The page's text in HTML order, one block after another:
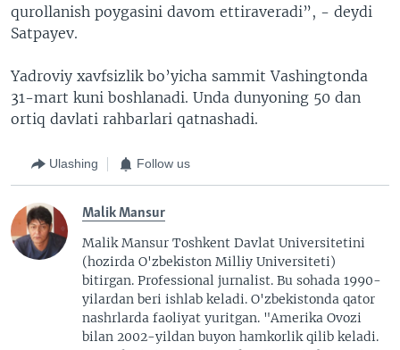
qurollanish poygasini davom ettiraveradi”, - deydi
Satpayev.
Yadroviy xavfsizlik bo’yicha sammit Vashingtonda
31-mart kuni boshlanadi. Unda dunyoning 50 dan
ortiq davlati rahbarlari qatnashadi.
Ulashing Follow us
Malik Mansur
Malik Mansur Toshkent Davlat Universitetini
(hozirda O'zbekiston Milliy Universiteti)
bitirgan. Professional jurnalist. Bu sohada 1990-
yilardan beri ishlab keladi. O'zbekistonda qator
nashrlarda faoliyat yuritgan. "Amerika Ovozi
bilan 2002-yildan buyon hamkorlik qilib keladi.